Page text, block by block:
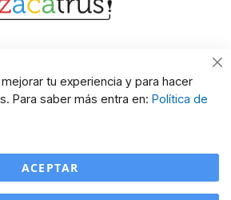
tu experiencia y para hacer
Para saber más entra en: Política de
ACEPTAR